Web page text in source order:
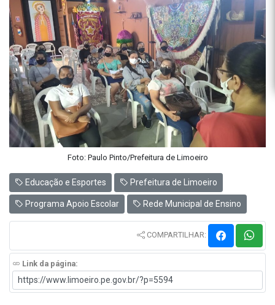
Foto: Paulo Pinto/Prefeitura de Limoeiro
Educação e Esportes Prefeitura de Limoeiro
Programa Apoio Escolar Rede Municipal de Ensino
COMPARTILHAR:
Link da página: